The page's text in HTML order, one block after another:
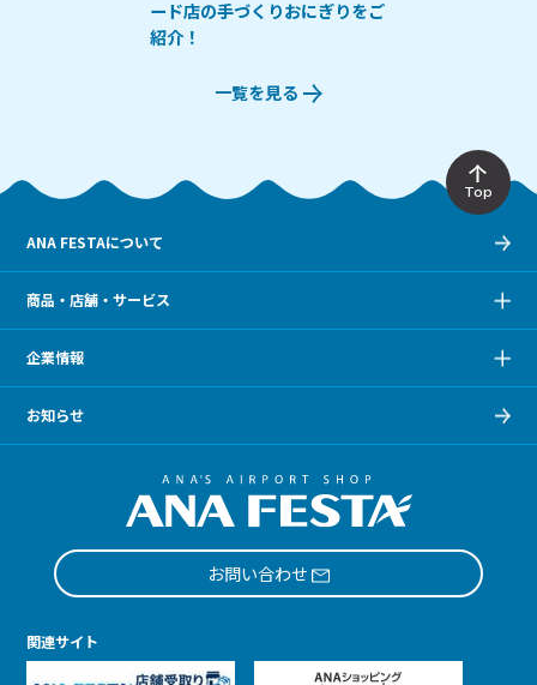
ード店の手づくりおにぎりをご
紹介！
一覧を見る
Top
ANA FESTAについて
商品・店舗・サービス
企業情報
お知らせ
お問い合わせ
関連サイト